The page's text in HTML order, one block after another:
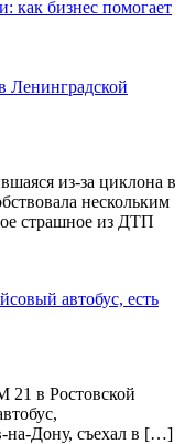
как бизнес помогает
Ленинградской
из-за циклона в
нескольким
страшное из ДТП
автобус, есть
21 в Ростовской
на-Дону, съехал в […]